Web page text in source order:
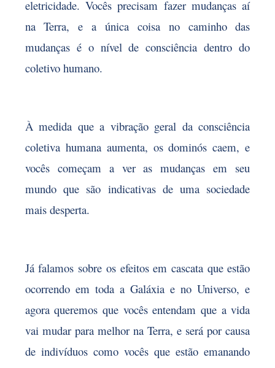
eletricidade. Vocês precisam fazer mudanças aí
na Terra, e a única coisa no caminho das
mudanças é o nível de consciência dentro do
coletivo humano.
À medida que a vibração geral da consciência
coletiva humana aumenta, os dominós caem, e
vocês começam a ver as mudanças em seu
mundo que são indicativas de uma sociedade
mais desperta.
Já falamos sobre os efeitos em cascata que estão
ocorrendo em toda a Galáxia e no Universo, e
agora queremos que vocês entendam que a vida
vai mudar para melhor na Terra, e será por causa
de indivíduos como vocês que estão emanando